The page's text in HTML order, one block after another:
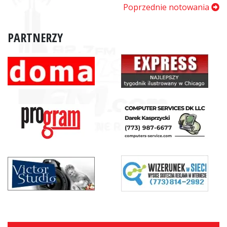
Poprzednie notowania
PARTNERZY